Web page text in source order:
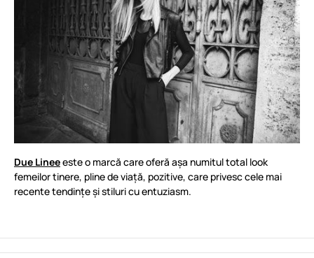
Due Lineeeste o marcă care oferă așa numitul total look
femeilor tinere, pline de viață, pozitive, care privesc cele mai
recente tendințe și stiluri cu entuziasm.